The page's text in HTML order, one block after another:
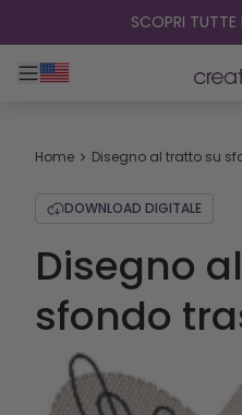
salta al contenutoSCOPRI TUTTE
Toggle navigazione
Home Disegno al tratto su
DOWNLOAD DIGITALE
Disegno
sfondo